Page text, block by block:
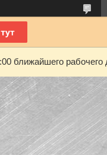
ближайшего рабочего